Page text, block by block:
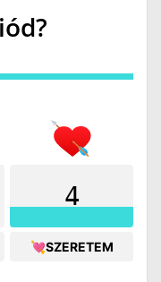
4
💘SZERETEM